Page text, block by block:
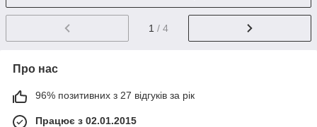
1 / 4
Про нас
96% позитивних з 27 відгуків за рік
Працює з 02.01.2015